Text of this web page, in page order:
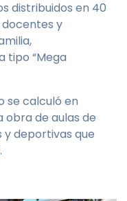
distribuidos en 40
docentes y
tipo “Mega
se calculó en
obra de aulas de
y deportivas que